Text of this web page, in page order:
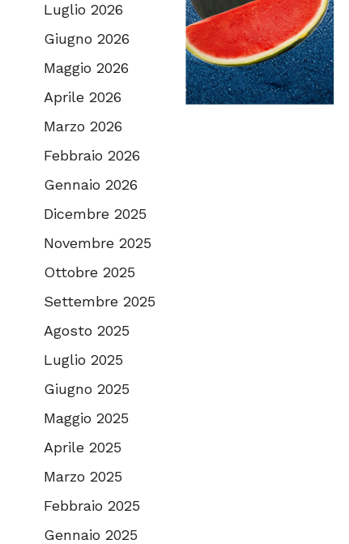
Luglio 2026
Giugno 2026
Maggio 2026
Aprile 2026
Marzo 2026
Febbraio 2026
Gennaio 2026
Dicembre 2025
Novembre 2025
Ottobre 2025
Settembre 2025
Agosto 2025
Luglio 2025
Giugno 2025
Maggio 2025
Aprile 2025
Marzo 2025
Febbraio 2025
Gennaio 2025